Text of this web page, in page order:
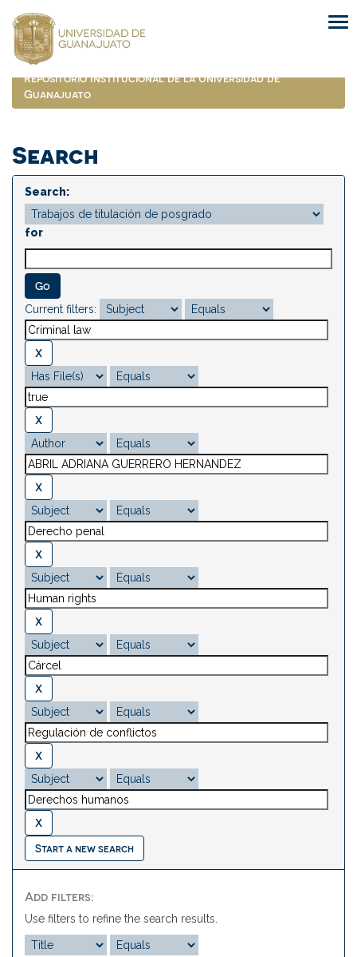
navigation
Repositorio Institucional de la Universidad de
Guanajuato
Search
Search:
for
Current filters:
Start a new search
Add filters:
Use filters to refine the search results.